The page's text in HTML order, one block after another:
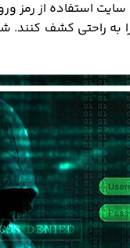
استفاده از رمز
راحتی کشف کنند.